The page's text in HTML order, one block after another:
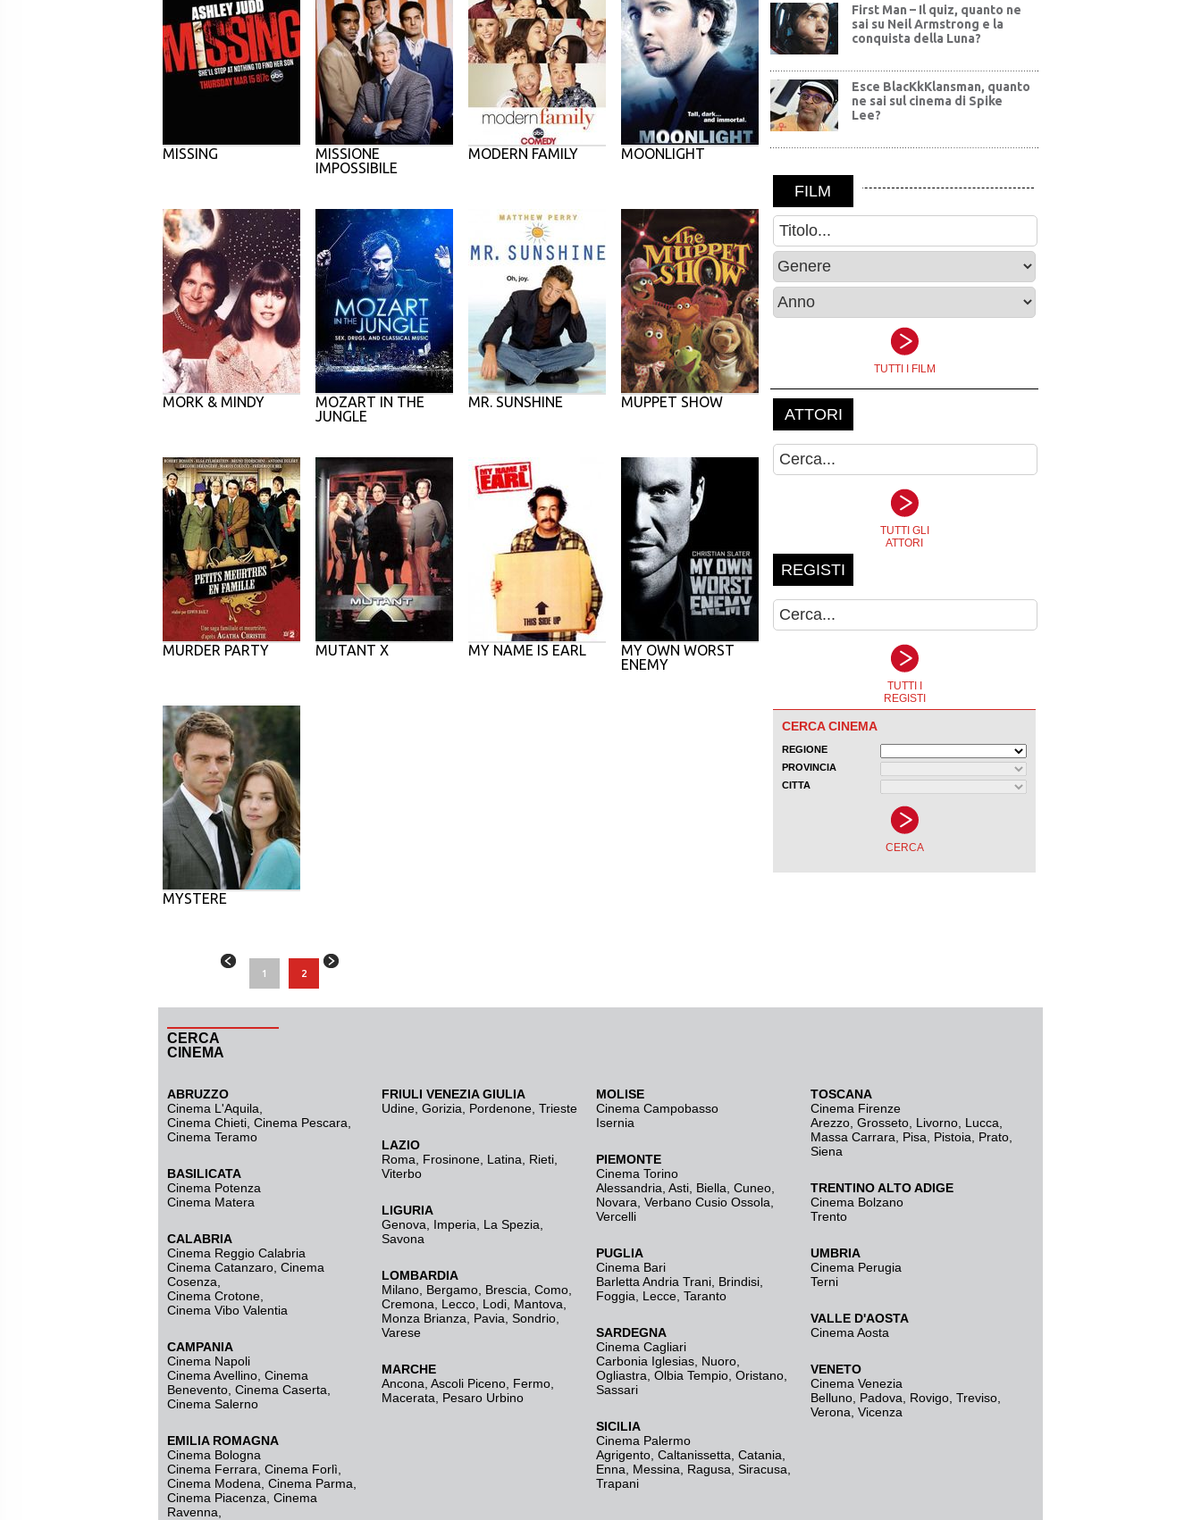
MISSING
MISSIONE
IMPOSSIBILE
MODERN FAMILY MOONLIGHT
MORK & MINDY
MOZART IN THE
JUNGLE
MR. SUNSHINE MUPPET SHOW
MURDER PARTY MUTANT X MY NAME IS EARL
MY OWN WORST
ENEMY
MYSTERE
1 2
First Man – Il quiz, quanto ne
sai su Neil Armstrong e la
conquista della Luna?
Esce BlacKkKlansman, quanto
ne sai sul cinema di Spike
Lee?
CERCA
CINEMA
ABRUZZO
Cinema L'Aquila
Cinema Chieti, Cinema Pescara,
Cinema Teramo
BASILICATA
Cinema Potenza
Cinema Matera
CALABRIA
Cinema Reggio Calabria
Cinema Catanzaro Cinema
Cosenza
Cinema Crotone
Cinema Vibo Valentia
CAMPANIA
Cinema Napoli
Cinema Avellino Cinema
Benevento Cinema Caserta
Cinema Salerno
EMILIA ROMAGNA
Cinema Bologna
Cinema Ferrara Cinema Forlì
Cinema Modena Cinema Parma
Cinema Piacenza Cinema
Ravenna
FRIULI VENEZIA GIULIA
Udine Gorizia Pordenone Trieste
LAZIO
Roma
Frosinone Latina Rieti
Viterbo
LIGURIA
Genova
Imperia La Spezia
Savona
LOMBARDIA
Milano Bergamo Brescia, Como
Cremona
Lecco Lodi Mantova
Monza Brianza
Pavia Sondrio
Varese
MARCHE
Ancona Ascoli Piceno Fermo
Macerata
Pesaro Urbino
MOLISE
Cinema Campobasso
Isernia
PIEMONTE
Cinema Torino
Alessandria Asti Biella Cuneo
Novara Verbano Cusio Ossola
Vercelli
PUGLIA
Cinema Bari
Barletta Andria Trani Brindisi
Foggia
Lecce Taranto
SARDEGNA
Cinema Cagliari
Carbonia Iglesias Nuoro
Ogliastra Olbia Tempio Oristano
Sassari
SICILIA
Cinema Palermo
Agrigento Caltanissetta Catania
Enna
Messina Ragusa Siracusa
Trapani
TOSCANA
Cinema Firenze
Arezzo Grosseto Livorno Lucca
Massa Carrara
Pisa Pistoia Prato
Siena
TRENTINO ALTO ADIGE
Cinema Bolzano
Trento
UMBRIA
Cinema Perugia
Terni
VALLE D'AOSTA
Cinema Aosta
VENETO
Cinema Venezia
Belluno Padova Rovigo Treviso
Verona Vicenza